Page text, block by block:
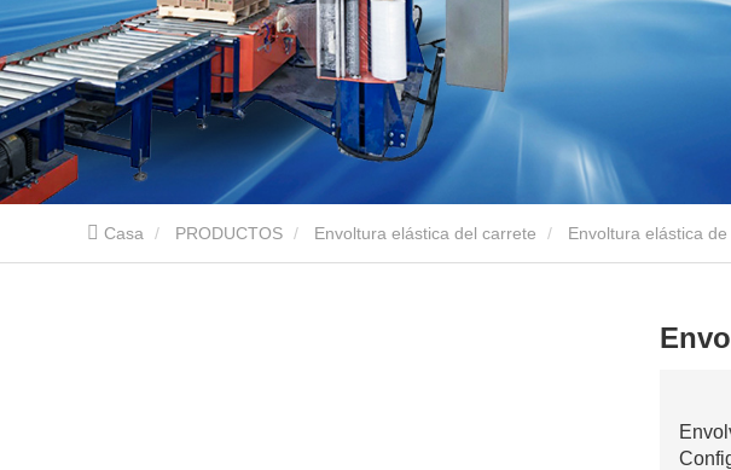
Casa PRODUCTOS Envoltura elástica del carrete Envoltura elástica